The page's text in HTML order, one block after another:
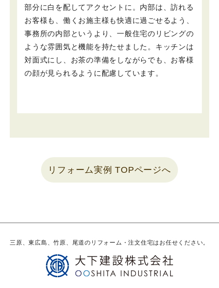
部分に白を配してアクセントに。内部は、訪れる
お客様も、働くお施主様も快適に過ごせるよう、
事務所の内部というより、一般住宅のリビングの
ような雰囲気と機能を持たせました。キッチンは
対面式にし、お茶の準備をしながらでも、お客様
の顔が見られるように配慮しています。
リフォーム実例 TOPページへ
三原、東広島、竹原、尾道のリフォーム・注文住宅はお任せください。